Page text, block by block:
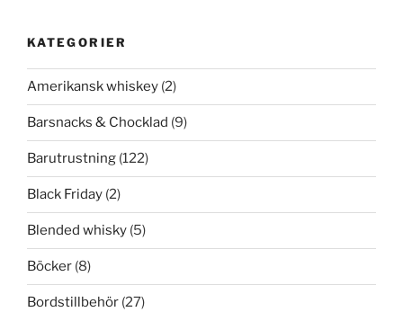
KATEGORIER
Amerikansk whiskey (2)
Barsnacks & Chocklad (9)
Barutrustning (122)
Black Friday (2)
Blended whisky (5)
Böcker (8)
Bordstillbehör (27)